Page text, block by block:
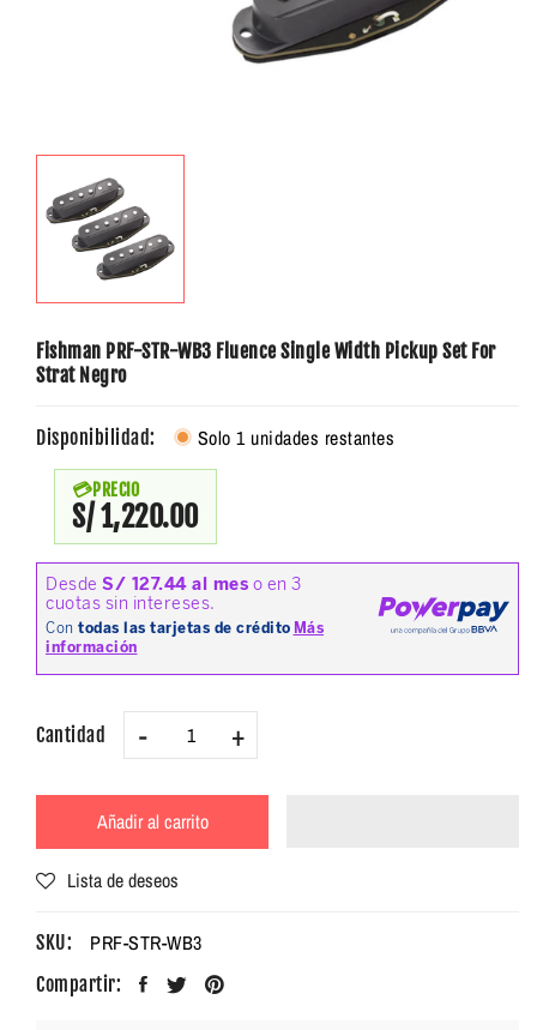
Fishman PRF-STR-WB3 Fluence Single Width Pickup Set For
Strat Negro
Disponibilidad: Solo 1 unidades restantes
PRECIO
S/ 1,220.00
Cantidad - +
Añadir al carrito
Lista de deseos
SKU: PRF-STR-WB3
Compartir: